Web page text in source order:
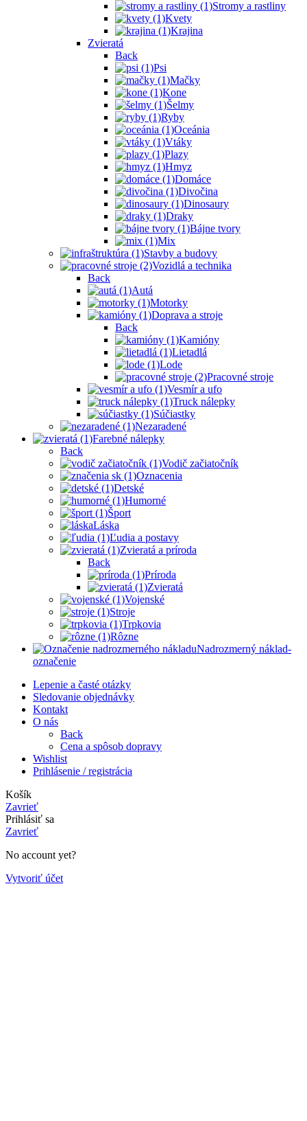
Stromy a rastliny
Kvety
Krajina
Zvieratá
Back
Psi
Mačky
Kone
Šelmy
Ryby
Oceánia
Vtáky
Plazy
Hmyz
Domáce
Divočina
Dinosaury
Draky
Bájne tvory
Mix
Stavby a budovy
Vozidlá a technika
Back
Autá
Motorky
Doprava a stroje
Back
Kamióny
Lietadlá
Lode
Pracovné stroje
Vesmír a ufo
Truck nálepky
Súčiastky
Nezaradené
Farebné nálepky
Back
Vodič začiatočník
Oznacenia
Detské
Humorné
Šport
Láska
Ľudia a postavy
Zvieratá a príroda
Back
Príroda
Zvieratá
Vojenské
Stroje
Trpkovia
Rôzne
Nadrozmerný náklad-
označenie
Lepenie a časté otázky
Sledovanie objednávky
Kontakt
O nás
Back
Cena a spôsob dopravy
Wishlist
Prihlásenie / registrácia
Košík
Zavrieť
Prihlásiť sa
Zavrieť
No account yet?
Vytvoriť účet